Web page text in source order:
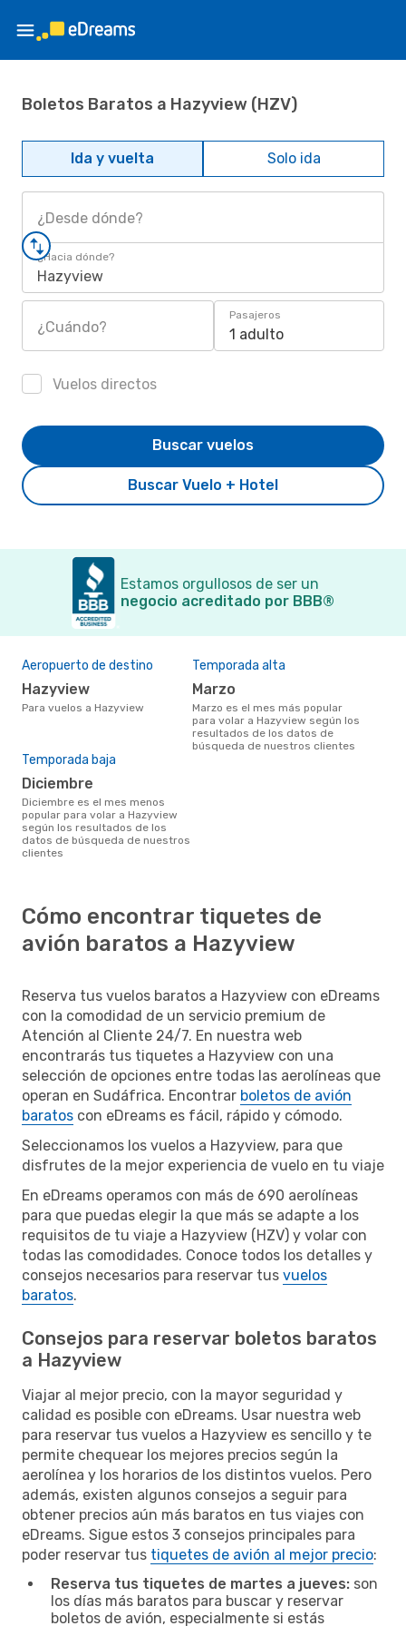
Boletos Baratos a Hazyview (HZV)
Ida y vuelta Solo ida
¿Desde dónde?
¿Hacia dónde?
Hazyview
¿Cuándo?
Pasajeros
1 adulto
Vuelos directos
Buscar Vuelo + Hotel
Buscar vuelos
Estamos orgullosos de ser un
negocio acreditado por BBB®
Aeropuerto de destino
Hazyview
Para vuelos a Hazyview
Temporada alta
marzo
marzo es el mes más popular
para volar a Hazyview según los
resultados de los datos de
búsqueda de nuestros clientes
Temporada baja
diciembre
diciembre es el mes menos
popular para volar a Hazyview
según los resultados de los
datos de búsqueda de nuestros
clientes
Cómo encontrar tiquetes de
avión baratos a Hazyview
Reserva tus vuelos baratos a Hazyview con eDreams
con la comodidad de un servicio premium de
Atención al Cliente 24/7. En nuestra web
encontrarás tus tiquetes a Hazyview con una
selección de opciones entre todas las aerolíneas que
operan en Sudáfrica. Encontrar boletos de avión
baratos con eDreams es fácil, rápido y cómodo.
Seleccionamos los vuelos a Hazyview, para que
disfrutes de la mejor experiencia de vuelo en tu viaje
En eDreams operamos con más de 690 aerolíneas
para que puedas elegir la que más se adapte a los
requisitos de tu viaje a Hazyview (HZV) y volar con
todas las comodidades. Conoce todos los detalles y
consejos necesarios para reservar tus vuelos
baratos.
Consejos para reservar boletos baratos
a Hazyview
Viajar al mejor precio, con la mayor seguridad y
calidad es posible con eDreams. Usar nuestra web
para reservar tus vuelos a Hazyview es sencillo y te
permite chequear los mejores precios según la
aerolínea y los horarios de los distintos vuelos. Pero
además, existen algunos consejos a seguir para
obtener precios aún más baratos en tus viajes con
eDreams. Sigue estos 3 consejos principales para
poder reservar tus tiquetes de avión al mejor precio:
Reserva tus tiquetes de martes a jueves: son
los días más baratos para buscar y reservar
boletos de avión, especialmente si estás